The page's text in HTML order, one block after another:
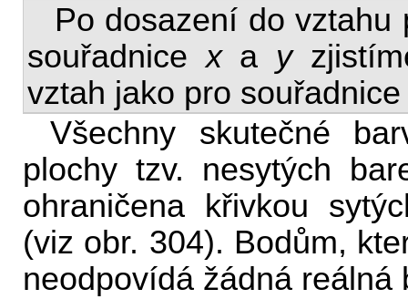
Po dosazení do
souřadnicexa y
vztah jako pro
Všechny skutečné
plochy tzv. nesytých
ohraničena křivkou
(viz obr. 304). Bodům,
neodpovídá žádná reálná